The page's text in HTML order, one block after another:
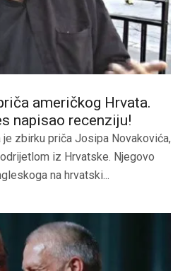
američkog Hrvata.
napisao recenziju!
je zbirku priča Josipa Novakovića,
iz Hrvatske. Njegovo
na hrvatski...